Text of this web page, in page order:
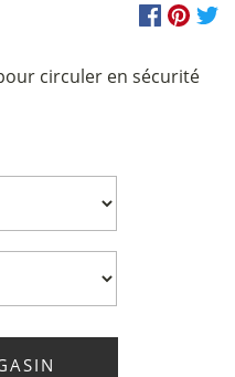
circuler en sécurité